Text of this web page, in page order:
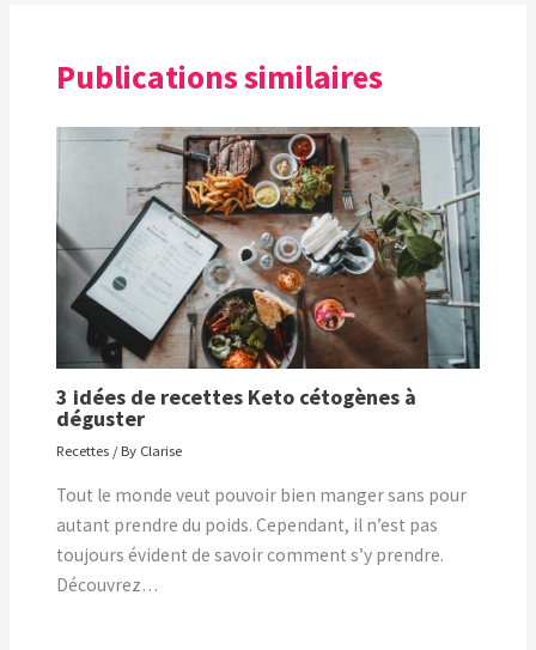
Publications similaires
3 idées de recettes Keto cétogènes à
déguster
Recettes / By Clarise
Tout le monde veut pouvoir bien manger sans pour
autant prendre du poids. Cependant, il n’est pas
toujours évident de savoir comment s’y prendre.
Découvrez…